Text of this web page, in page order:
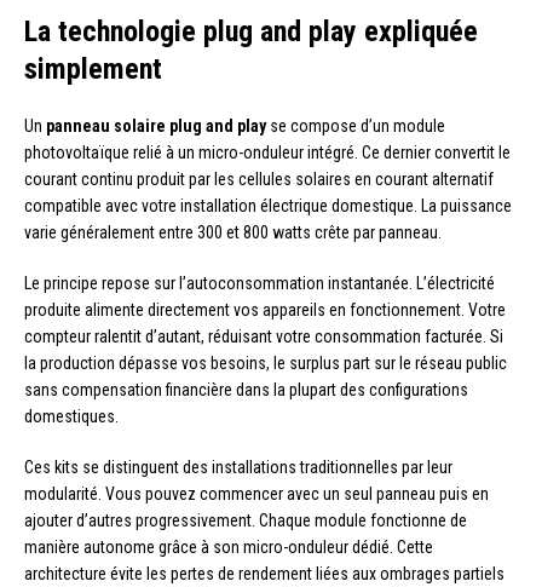
La technologie plug and play expliquée
simplement
Un panneau solaire plug and playse compose d’un module
photovoltaïque relié à un micro-onduleur intégré. Ce dernier convertit le
courant continu produit par les cellules solaires en courant alternatif
compatible avec votre installation électrique domestique. La puissance
varie généralement entre 300 et 800 watts crête par panneau.
Le principe repose sur l’autoconsommation instantanée. L’électricité
produite alimente directement vos appareils en fonctionnement. Votre
compteur ralentit d’autant, réduisant votre consommation facturée. Si
la production dépasse vos besoins, le surplus part sur le réseau public
sans compensation financière dans la plupart des configurations
domestiques.
Ces kits se distinguent des installations traditionnelles par leur
modularité. Vous pouvez commencer avec un seul panneau puis en
ajouter d’autres progressivement. Chaque module fonctionne de
manière autonome grâce à son micro-onduleur dédié. Cette
architecture évite les pertes de rendement liées aux ombrages partiels